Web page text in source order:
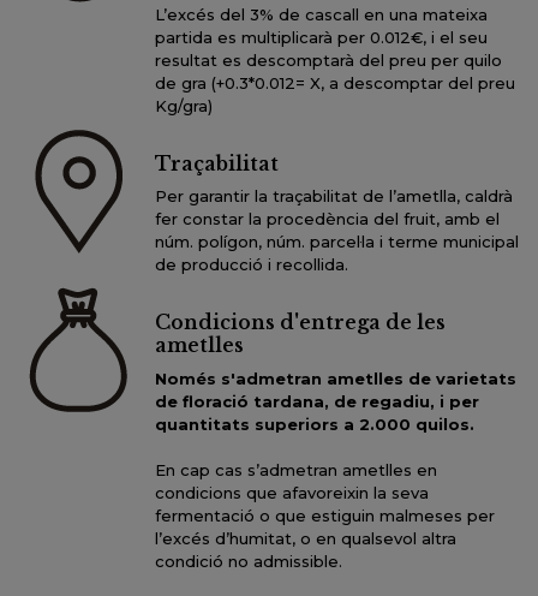
L’excés del 3% de cascall en una mateixa
partida es multiplicarà per 0.012€, i el seu
resultat es descomptarà del preu per quilo
de gra (+0.3*0.012= X, a descomptar del preu
Kg/gra)
Traçabilitat
Per garantir la traçabilitat de l’ametlla, caldrà
fer constar la procedència del fruit, amb el
núm. polígon, núm. parcel·la i terme municipal
de producció i recollida.
Condicions d'entrega de les
ametlles
Només s'admetran ametlles de varietats
de floració tardana, de regadiu, i per
quantitats superiors a 2.000 quilos.
En cap cas s’admetran ametlles en
condicions que afavoreixin la seva
fermentació o que estiguin malmeses per
l’excés d’humitat, o en qualsevol altra
condició no admissible.